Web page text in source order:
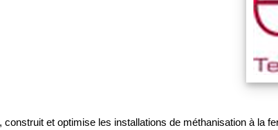
et optimise les installations de méthanisation à la